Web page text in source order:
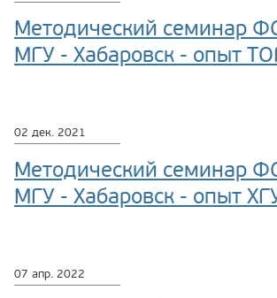
Методический семинар
МГУ - Хабаровск - опыт
02 дек. 2021
Методический семинар
МГУ - Хабаровск - опыт
07 апр. 2022